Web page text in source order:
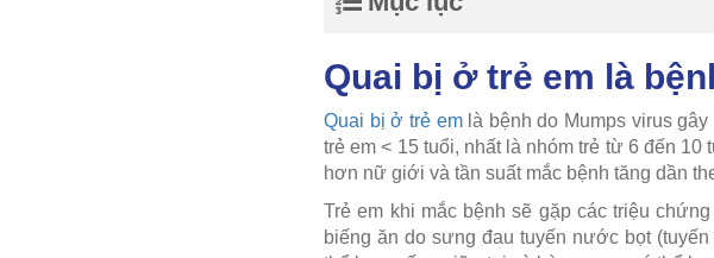
Quai bị ở trẻ em là
Quai bị ở trẻ emlà bệnh do Mumps virus
trẻ em < 15 tuổi, nhất là nhóm trẻ từ 6 đến
hơn nữ giới và tần suất mắc bệnh tăng dần
Trẻ em khi mắc bệnh sẽ gặp các triệu
biếng ăn do sưng đau tuyến nước bọt